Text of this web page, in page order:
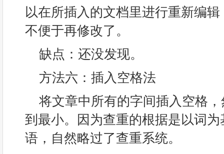
以在所插入的文档里进行重新编
不便于再修改了。
缺点：还没发现。
方法六：插入空格法
将文章中所有的字间插入空格
到最小。因为查重的根据是以词
语，自然略过了查重系统。